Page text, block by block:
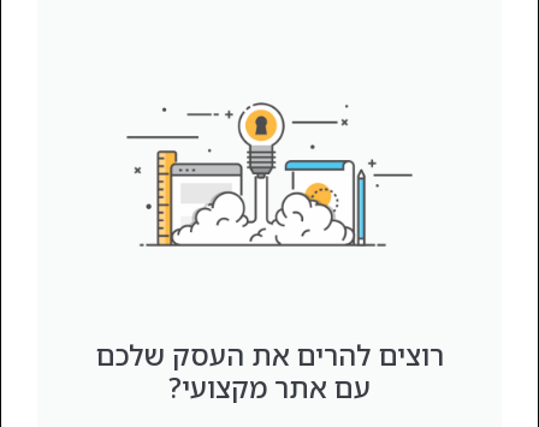
רוצים להרים את העסק שלכם
עם אתר מקצועי?